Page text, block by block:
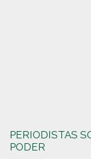
PERIODISTAS
PODER